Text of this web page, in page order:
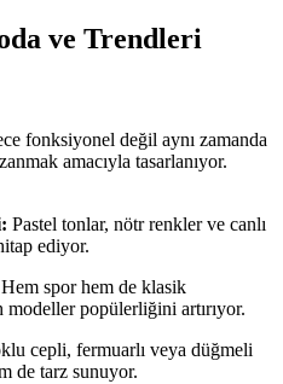
ve Trendleri
fonksiyonel değil aynı zamanda
amacıyla tasarlanıyor.
Pastel tonlar, nötr renkler ve canlı
ediyor.
Hem spor hem de klasik
modeller popülerliğini artırıyor.
cepli, fermuarlı veya düğmeli
de tarz sunuyor.